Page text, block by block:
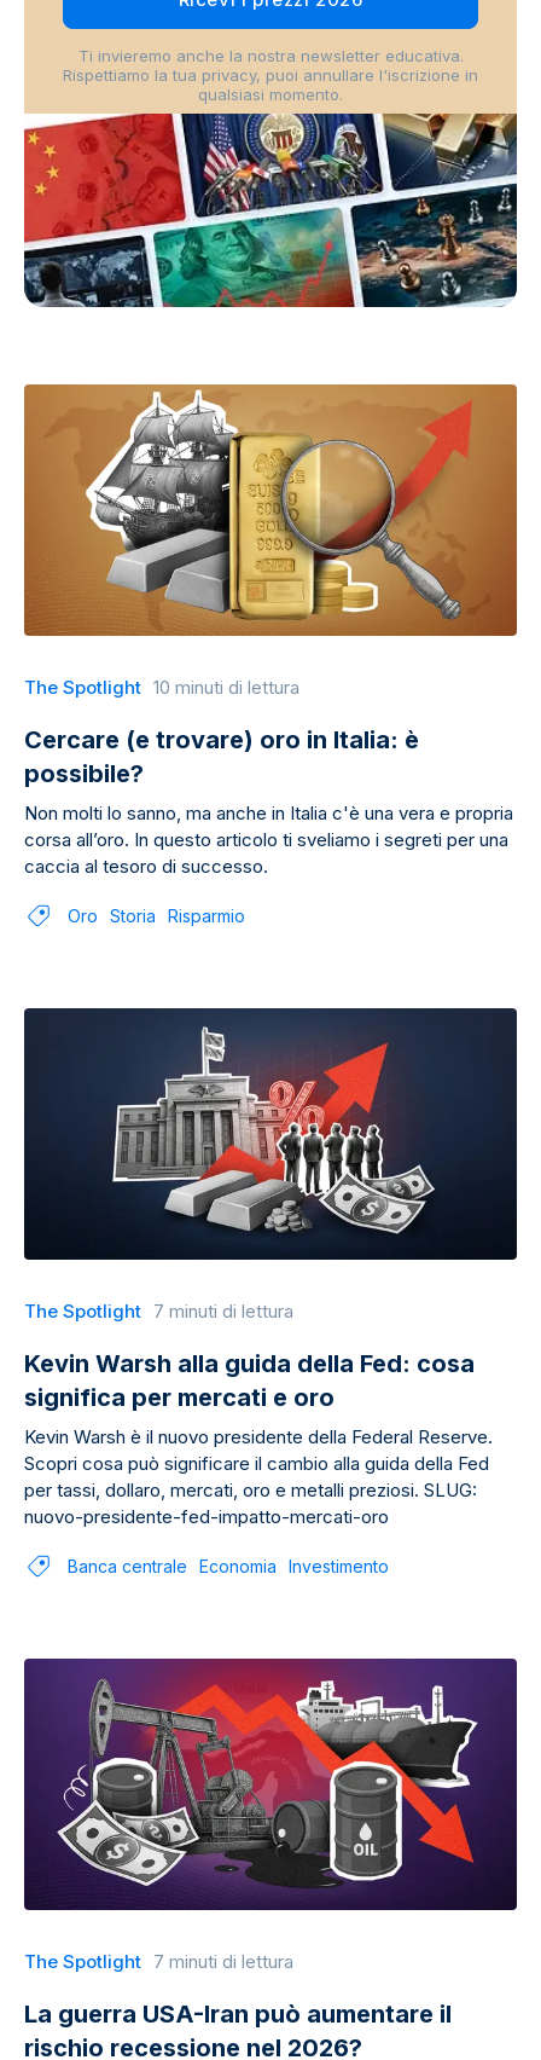
Ti invieremo anche la nostra newsletter educativa.
Rispettiamo la tua privacy, puoi annullare l'iscrizione in
qualsiasi momento.
The Spotlight 10 minuti di lettura
Cercare (e trovare) oro in Italia: è
possibile?
Non molti lo sanno, ma anche in Italia c'è una vera e propria
corsa all’oro. In questo articolo ti sveliamo i segreti per una
caccia al tesoro di successo.
Oro Storia Risparmio
The Spotlight 7 minuti di lettura
Kevin Warsh alla guida della Fed: cosa
significa per mercati e oro
Kevin Warsh è il nuovo presidente della Federal Reserve.
Scopri cosa può significare il cambio alla guida della Fed
per tassi, dollaro, mercati, oro e metalli preziosi. SLUG:
nuovo-presidente-fed-impatto-mercati-oro
Banca centrale Economia Investimento
The Spotlight 7 minuti di lettura
La guerra USA-Iran può aumentare il
rischio recessione nel 2026?